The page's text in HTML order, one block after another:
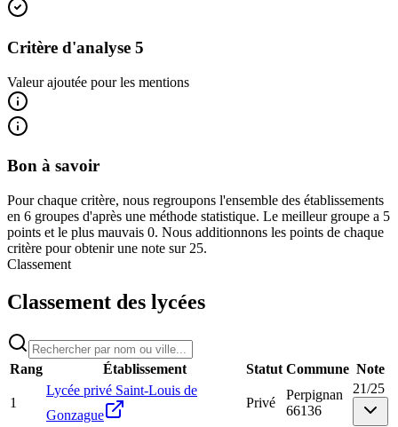
Critère d'analyse 5
Valeur ajoutée pour les mentions
Bon à savoir
Pour chaque critère, nous regroupons l'ensemble des établissements
en 6 groupes d'après une méthode statistique. Le meilleur groupe a 5
points et le plus mauvais 0. Nous additionnons les points de chaque
critère pour obtenir une note sur 25.
Classement
Classement des lycées
Rang Établissement Statut Commune Note
1
Lycée privé Saint-Louis de
Gonzague
Privé
Perpignan
66136
21/25